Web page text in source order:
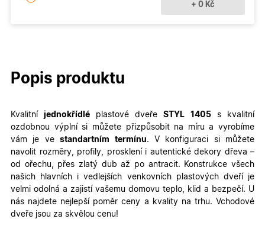
+ 0 Kč
Popis produktu
Kvalitní jednokřídlé plastové dveře STYL 1405 s kvalitní
ozdobnou výplní si můžete přizpůsobit na míru a vyrobíme
vám je vestandartním termínu. V konfiguraci si můžete
navolit rozměry, profily, prosklení i autentické dekory dřeva –
od ořechu, přes zlatý dub až po antracit.
Konstrukce všech
našich hlavních i vedlejších venkovních plastových dveří je
velmi odolná a zajistí vašemu domovu teplo, klid a bezpečí. U
nás najdete nejlepší poměr ceny a kvality na trhu. Vchodové
dveře jsou za skvělou cenu!